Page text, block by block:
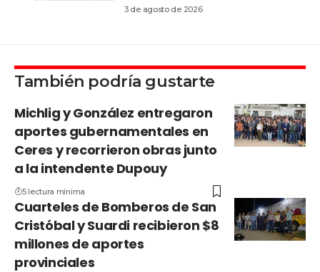
3 de agosto de 2026
También podría gustarte
Michlig y González entregaron
aportes gubernamentales en
Ceres y recorrieron obras junto
a la intendente Dupouy
5 lectura mínima
Cuarteles de Bomberos de San
Cristóbal y Suardi recibieron $8
millones de aportes
provinciales